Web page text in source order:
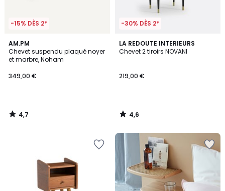
-15% DÈS 2*
AM.PM
Chevet suspendu plaqué noyer
et marbre, Noham
349,00 €
4,7
/ 5
4,7
/
-30% DÈS 2*
LA REDOUTE INTERIEURS
Chevet 2 tiroirs NOVANI
219,00 €
4,6
/ 5
4,6
/